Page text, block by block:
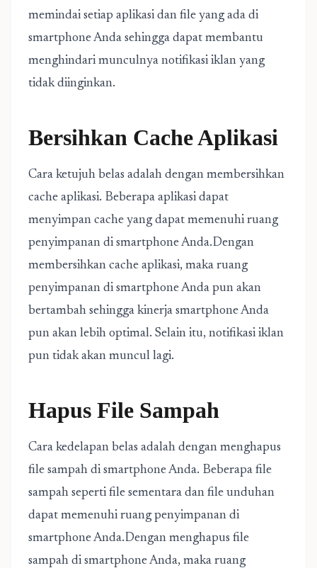
memindai setiap aplikasi dan file yang ada di
smartphone Anda sehingga dapat membantu
menghindari munculnya notifikasi iklan yang
tidak diinginkan.
Bersihkan Cache Aplikasi
Cara ketujuh belas adalah dengan membersihkan
cache aplikasi. Beberapa aplikasi dapat
menyimpan cache yang dapat memenuhi ruang
penyimpanan di smartphone Anda.Dengan
membersihkan cache aplikasi, maka ruang
penyimpanan di smartphone Anda pun akan
bertambah sehingga kinerja smartphone Anda
pun akan lebih optimal. Selain itu, notifikasi iklan
pun tidak akan muncul lagi.
Hapus File Sampah
Cara kedelapan belas adalah dengan menghapus
file sampah di smartphone Anda. Beberapa file
sampah seperti file sementara dan file unduhan
dapat memenuhi ruang penyimpanan di
smartphone Anda.Dengan menghapus file
sampah di smartphone Anda, maka ruang